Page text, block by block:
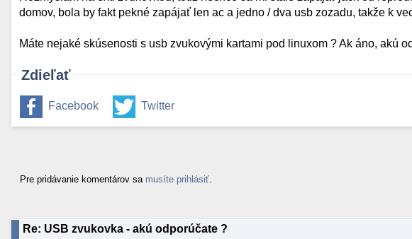
domov, bola by fakt pekné zapájať len ac a jedno / dva usb zozadu, takže k
Máte nejaké skúsenosti s usb zvukovými kartami pod linuxom ? Ak áno, akú
Zdieľať
Facebook Twitter
Pre pridávanie komentárov sa musíte prihlásiť
Re: USB zvukovka - akú odporúčate ?